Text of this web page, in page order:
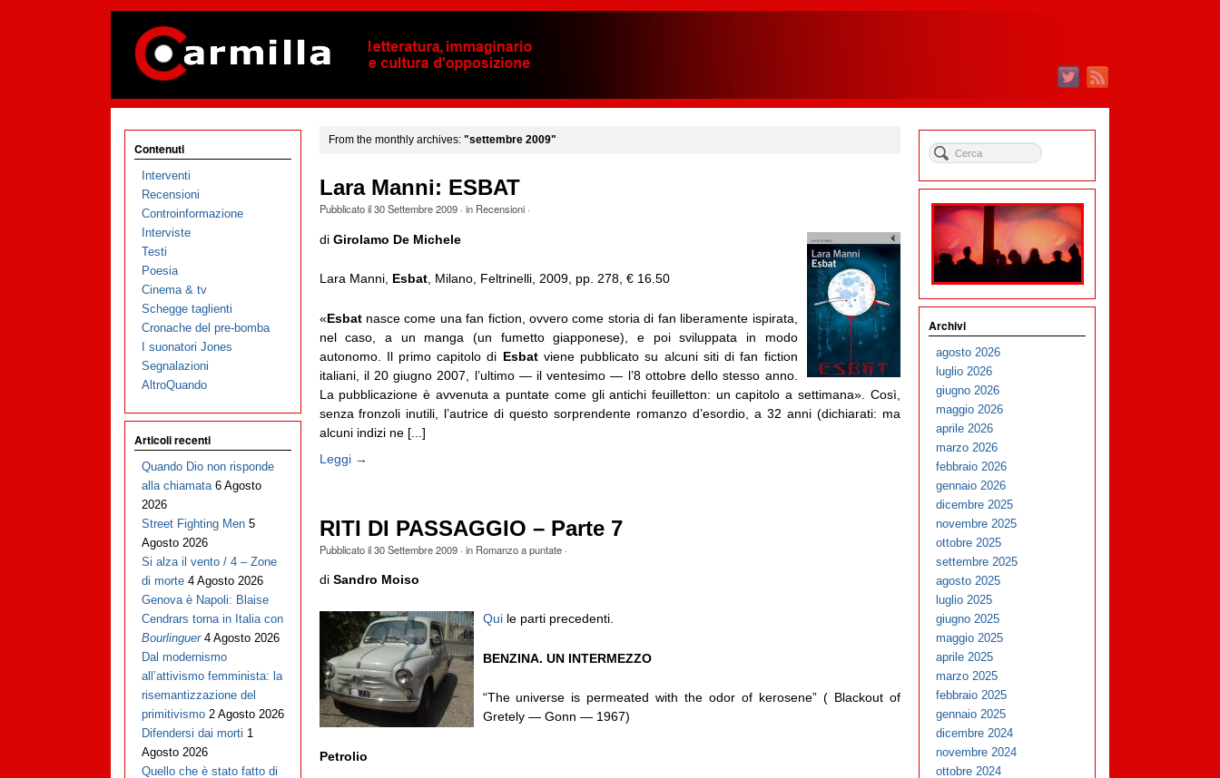
From the monthly archives: "settembre 2009"
Lara Manni: ESBAT
Pubblicato il30 Settembre 2009· in Recensioni·
di Girolamo De Michele
Lara Manni, Esbat, Milano, Feltrinelli, 2009, pp. 278, € 16.50
«Esbatnasce come una fan fiction, ovvero come storia di fan liberamente ispirata,
nel caso, a un manga (un fumetto giapponese), e poi sviluppata in modo
autonomo. Il primo capitolo di Esbatviene pubblicato su alcuni siti di fan fiction
italiani, il 20 giugno 2007, l’ultimo — il ventesimo — l’8 ottobre dello stesso anno.
La pubblicazione è avvenuta a puntate come gli antichi feuilletton: un capitolo a settimana». Così,
senza fronzoli inutili, l’autrice di questo sorprendente romanzo d’esordio, a 32 anni (dichiarati: ma
alcuni indizi ne [...]
Leggi →
RITI DI PASSAGGIO – Parte 7
Pubblicato il30 Settembre 2009· in Romanzo a puntate·
di Sandro Moiso
Quile parti precedenti.
BENZINA. UN INTERMEZZO
“The universe is permeated with the odor of kerosene” ( Blackout of
Gretely — Gonn — 1967)
Petrolio
Contenuti
Interventi
Recensioni
Controinformazione
Interviste
Testi
Poesia
Cinema & tv
Schegge taglienti
Cronache del pre-bomba
I suonatori Jones
Segnalazioni
AltroQuando
Articoli recenti
Quando Dio non risponde
alla chiamata 6 Agosto
2026
Street Fighting Men 5
Agosto 2026
Si alza il vento / 4 – Zone
di morte 4 Agosto 2026
Genova è Napoli: Blaise
Cendrars torna in Italia con
Bourlinguer 4 Agosto 2026
Dal modernismo
all’attivismo femminista: la
risemantizzazione del
primitivismo 2 Agosto 2026
Difendersi dai morti 1
Agosto 2026
Quello che è stato fatto di
Archivi
agosto 2026
luglio 2026
giugno 2026
maggio 2026
aprile 2026
marzo 2026
febbraio 2026
gennaio 2026
dicembre 2025
novembre 2025
ottobre 2025
settembre 2025
agosto 2025
luglio 2025
giugno 2025
maggio 2025
aprile 2025
marzo 2025
febbraio 2025
gennaio 2025
dicembre 2024
novembre 2024
ottobre 2024